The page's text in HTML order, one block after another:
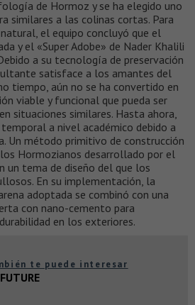
de Hormoz y se ha elegido uno
similares a las colinas cortas. Para
el equipo concluyó que el
y el «Super Adobe» de Nader Khalili
a su tecnología de preservación
satisface a los amantes del
tiempo, aún no se ha convertido en
viable y funcional que pueda ser
situaciones similares. Hasta ahora,
a nivel académico debido a
Un método primitivo de construcción
Hormozianos desarrollado por el
un tema de diseño del que los
En su implementación, la
adoptada se combinó con una
con nano-cemento para
en los exteriores.
te puede interesar